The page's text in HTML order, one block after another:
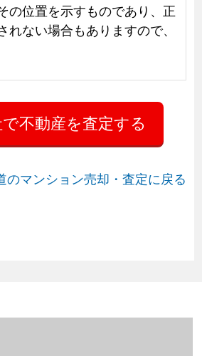
の位置を示すものであり、正
れない場合もありますので、
のマンション売却・査定に戻る